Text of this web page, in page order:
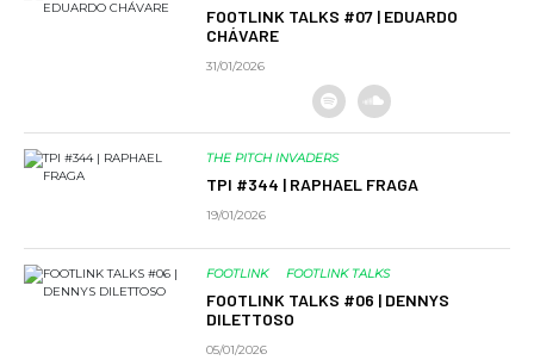
FOOTLINK TALKS #07 | EDUARDO
CHÁVARE
31/01/2026
THE PITCH INVADERS
TPI #344 | RAPHAEL FRAGA
19/01/2026
FOOTLINK FOOTLINK TALKS
FOOTLINK TALKS #06 | DENNYS
DILETTOSO
05/01/2026